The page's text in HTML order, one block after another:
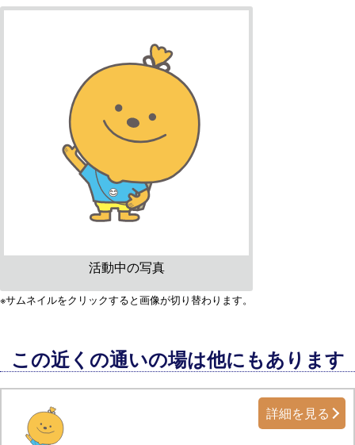
活動中の写真
※サムネイルをクリックすると画像が切り替わります。
この近くの通いの場は他にもあります
詳細を見る